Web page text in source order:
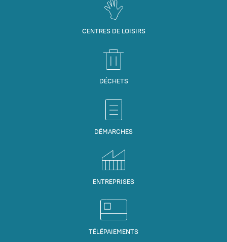
CENTRES DE LOISIRS
DÉCHETS
DÉMARCHES
ENTREPRISES
TÉLÉPAIEMENTS